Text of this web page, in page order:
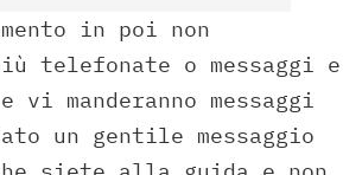
in poi non
telefonate o messaggi e
manderanno messaggi
un gentile messaggio